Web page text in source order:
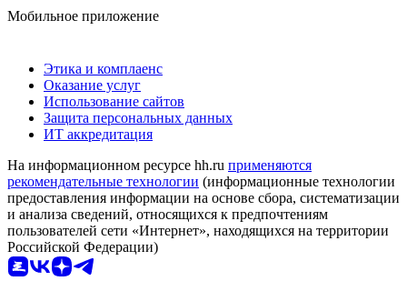
Мобильное приложение
Этика и комплаенс
Оказание услуг
Использование сайтов
Защита персональных данных
ИТ аккредитация
На информационном ресурсе hh.ru применяются
рекомендательные технологии (информационные технологии
предоставления информации на основе сбора, систематизации
и анализа сведений, относящихся к предпочтениям
пользователей сети «Интернет», находящихся на территории
Российской Федерации)